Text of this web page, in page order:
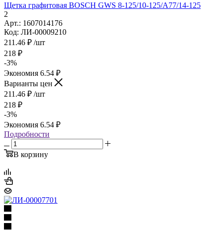
Щетка графитовая BOSCH GWS 8-125/10-125/А77/14-125
2
Арт.: 1607014176
Код: ЛИ-00009210
211.46 ₽ /шт
218 ₽
-3%
Экономия 6.54 ₽
Варианты цен
211.46 ₽ /шт
218 ₽
-3%
Экономия 6.54 ₽
Подробности
В корзину